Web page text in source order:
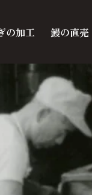
の加工 鰻の直売